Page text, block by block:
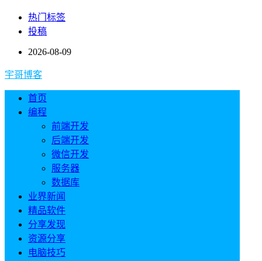
热门标签
投稿
2026-08-09
宇哥博客
首页
编程
前端开发
后端开发
微信开发
服务器
数据库
业界新闻
精品软件
分享发现
资源分享
电脑技巧